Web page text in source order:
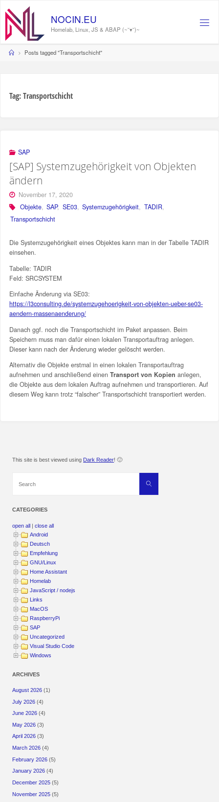
content
NOCIN.EU
Homelab, Linux, JS & ABAP (~˘▾˘)~
HomePosts tagged "Transportschicht"
Tag:Transportschicht
SAP
[SAP] Systemzugehörigkeit von Objekten
ändern
November 17, 2020
Objekte, SAP, SE03, Systemzugehörigkeit, TADIR,
Transportschicht
Die Systemzugehörigkeit eines Objektes kann man in der Tabelle TADIR
einsehen.
Tabelle: TADIR
Feld: SRCSYSTEM
Einfache Änderung via SE03:
https://l3consulting.de/systemzugehoerigkeit-von-objekten-ueber-se03-
aendern-massenaenderung/
Danach ggf. noch die Transportschicht im Paket anpassen. Beim
Speichern muss man dafür einen lokalen Transportauftrag anlegen.
Dieser kann nach der Änderung wieder gelöscht werden.
Alternativ die Objekte erstmal in einen lokalen Transportauftrag
aufnehmen und anschließend einen Transport von Kopien anlegen,
die Objekte aus dem lokalen Auftrag aufnehmen und transportieren. Auf
diesem Weg kann trotz “falscher” Transportschicht transportiert werden.
This site is best viewed using Dark Reader! 🙂
Search
CATEGORIES
open all |close all
Android
Deutsch
Empfehlung
GNU/Linux
Home Assistant
Homelab
JavaScript / nodejs
Links
MacOS
RaspberryPi
SAP
Uncategorized
Visual Studio Code
Windows
ARCHIVES
August 2026 (1)
July 2026 (4)
June 2026 (4)
May 2026 (3)
April 2026 (3)
March 2026 (4)
February 2026 (5)
January 2026 (4)
December 2025 (5)
November 2025 (5)